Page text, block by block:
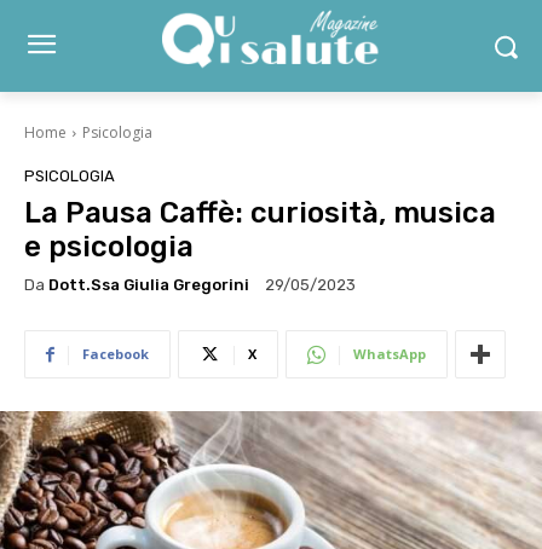
Home Psicologia
PSICOLOGIA
La Pausa Caffè: curiosità, musica
e psicologia
Da Dott.ssa Giulia Gregorini 29/05/2023
Facebook X WhatsApp